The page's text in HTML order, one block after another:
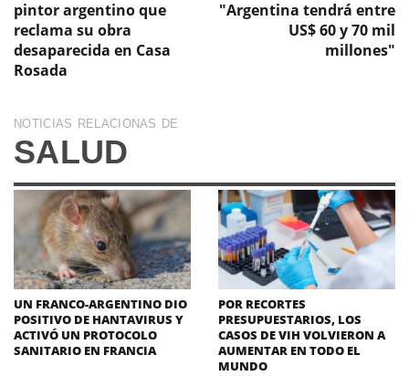
pintor argentino que
reclama su obra
desaparecida en Casa
Rosada
"Argentina tendrá entre
US$ 60 y 70 mil
millones"
NOTICIAS RELACIONAS DE
SALUD
UN FRANCO-ARGENTINO DIO
POSITIVO DE HANTAVIRUS Y
ACTIVÓ UN PROTOCOLO
SANITARIO EN FRANCIA
POR RECORTES
PRESUPUESTARIOS, LOS
CASOS DE VIH VOLVIERON A
AUMENTAR EN TODO EL
MUNDO